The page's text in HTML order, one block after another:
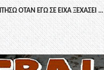
ΟΤΑΝ ΕΓΩ ΣΕ ΕΙΧΑ ΞΕΧΑΣΕΙ …